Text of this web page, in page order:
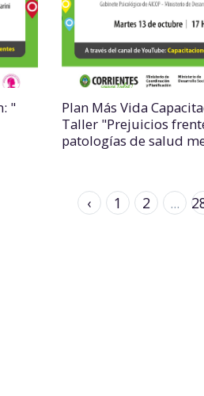
"
Plan Más Vida
Taller "Prejuicios
patologías de salud
‹ 1 2 ...